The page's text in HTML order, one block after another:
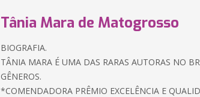
Tânia Mara de Matogrosso
BIOGRAFIA.
TÂNIA MARA É UMA DAS RARAS AUTORAS NO
GÊNEROS.
*COMENDADORA PRÊMIO EXCELÊNCIA E